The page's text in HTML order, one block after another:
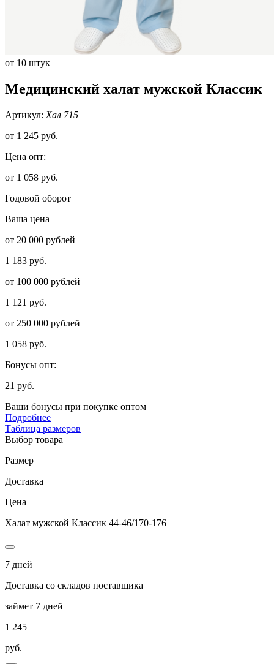
от 10 штук
Медицинский халат мужской Классик
Артикул: Хал 715
от 1 245 руб.
Цена опт:
от 1 058 руб.
Годовой оборот
Ваша цена
от 20 000 рублей
1 183 руб.
от 100 000 рублей
1 121 руб.
от 250 000 рублей
1 058 руб.
Бонусы опт:
21 руб.
Ваши бонусы при покупке оптом
Подробнее
Таблица размеров
Выбор товара
Размер
Доставка
Цена
Халат мужской Классик 44-46/170-176
7 дней
Доставка со складов поставщика
займет 7 дней
1 245
руб.